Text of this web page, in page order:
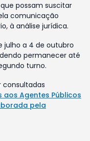
possam suscitar
comunicação
à análise jurídica.
julho a 4 de outubro
permanecer até
turno.
consultadas
Agentes Públicos
pela